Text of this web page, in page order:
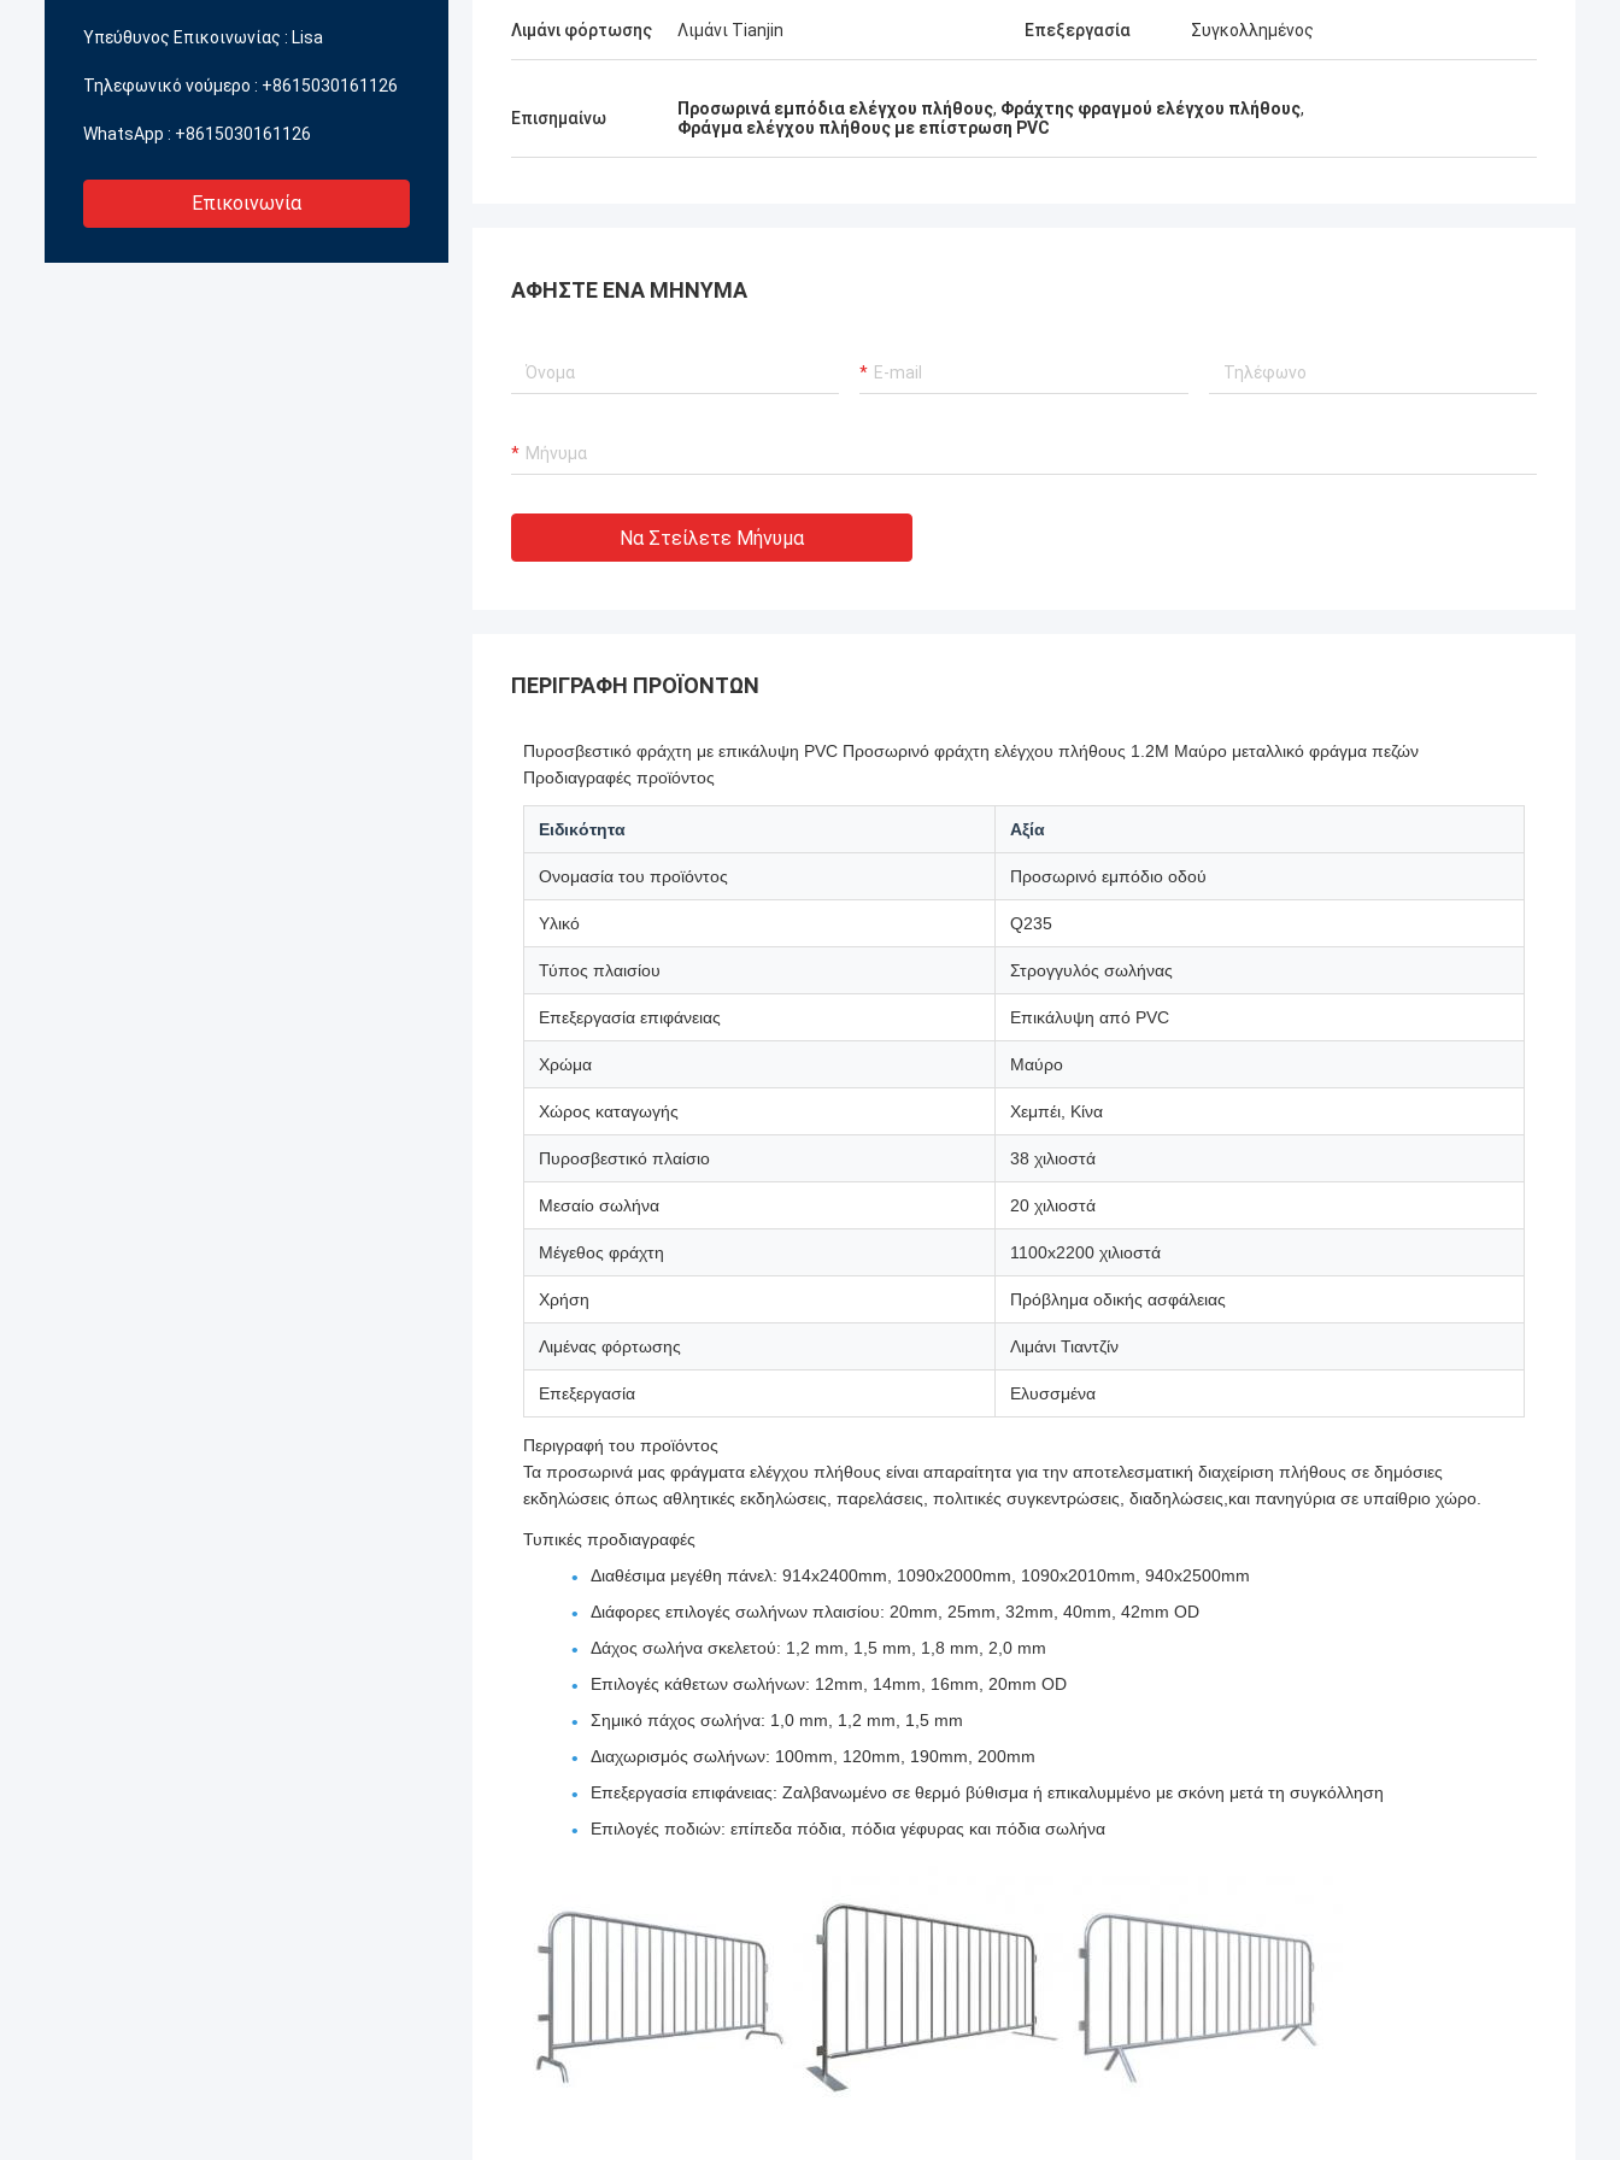
προϊόντα του συρματόπλέγματος
ποιότητα., πολύ αξιόπιστος
Υπεύθυνος Επικοινωνίας : Lisa
Τηλεφωνικό νούμερο : +8615030161126
WhatsApp : +8615030161126
Επικοινωνία
Λιμάνι φόρτωσης Λιμάνι Tianjin Επεξεργασία Συγκολλημένος
Επισημαίνω Προσωρινά εμπόδια ελέγχου πλήθους, Φράχτης φραγμού ελέγχου πλήθους,
Φράγμα ελέγχου πλήθους με επίστρωση PVC
ΑΦΉΣΤΕ ΈΝΑ ΜΉΝΥΜΑ
Να Στείλετε Μήνυμα
ΠΕΡΙΓΡΑΦΉ ΠΡΟΪΌΝΤΩΝ
Πυροσβεστικό φράχτη με επικάλυψη PVC Προσωρινό φράχτη ελέγχου πλήθους 1.2M Μαύρο μεταλλικό φράγμα πεζών
Προδιαγραφές προϊόντος
Ειδικότητα Αξία
Ονομασία του προϊόντος Προσωρινό εμπόδιο οδού
Υλικό Q235
Τύπος πλαισίου Στρογγυλός σωλήνας
Επεξεργασία επιφάνειας Επικάλυψη από PVC
Χρώμα Μαύρο
Χώρος καταγωγής Χεμπέι, Κίνα
Πυροσβεστικό πλαίσιο 38 χιλιοστά
Μεσαίο σωλήνα 20 χιλιοστά
Μέγεθος φράχτη 1100x2200 χιλιοστά
Χρήση Πρόβλημα οδικής ασφάλειας
Λιμένας φόρτωσης Λιμάνι Τιαντζίν
Επεξεργασία Ελυσσμένα
Περιγραφή του προϊόντος
Τα προσωρινά μας φράγματα ελέγχου πλήθους είναι απαραίτητα για την αποτελεσματική διαχείριση πλήθους σε δημόσιες
εκδηλώσεις όπως αθλητικές εκδηλώσεις, παρελάσεις, πολιτικές συγκεντρώσεις, διαδηλώσεις,και πανηγύρια σε υπαίθριο χώρο.
Τυπικές προδιαγραφές
Διαθέσιμα μεγέθη πάνελ: 914x2400mm, 1090x2000mm, 1090x2010mm, 940x2500mm
Διάφορες επιλογές σωλήνων πλαισίου: 20mm, 25mm, 32mm, 40mm, 42mm OD
Δάχος σωλήνα σκελετού: 1,2 mm, 1,5 mm, 1,8 mm, 2,0 mm
Επιλογές κάθετων σωλήνων: 12mm, 14mm, 16mm, 20mm OD
Σημικό πάχος σωλήνα: 1,0 mm, 1,2 mm, 1,5 mm
Διαχωρισμός σωλήνων: 100mm, 120mm, 190mm, 200mm
Επεξεργασία επιφάνειας: Ζαλβανωμένο σε θερμό βύθισμα ή επικαλυμμένο με σκόνη μετά τη συγκόλληση
Επιλογές ποδιών: επίπεδα πόδια, πόδια γέφυρας και πόδια σωλήνα